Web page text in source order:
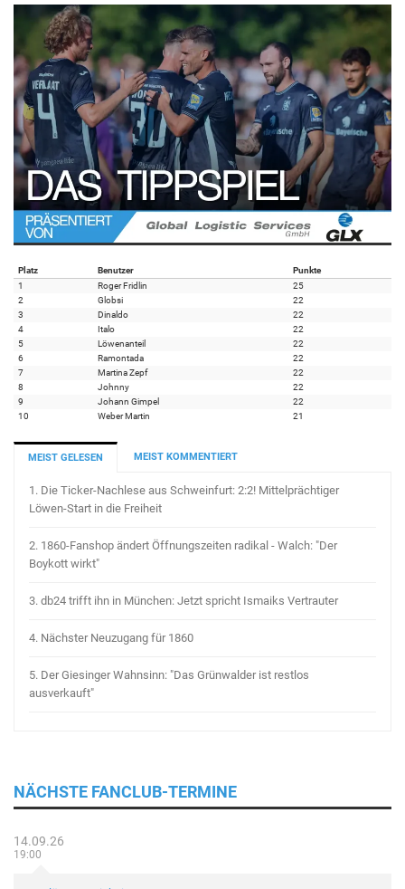
Platz Benutzer
Punkte
1
Roger Fridlin
25
2
Globsi
22
3
Dinaldo
22
4
Italo
22
5
Löwenanteil
22
6
Ramontada
22
7
Martina Zepf
22
8
Johnny
22
9
Johann Gimpel
22
10
Weber Martin 21
MEIST GELESEN MEIST KOMMENTIERT
1. Die Ticker-Nachlese aus Schweinfurt: 2:2! Mittelprächtiger
Löwen-Start in die Freiheit
2. 1860-Fanshop ändert Öffnungszeiten radikal - Walch: "Der
Boykott wirkt"
3. db24 trifft ihn in München: Jetzt spricht Ismaiks Vertrauter
4. Nächster Neuzugang für 1860
5. Der Giesinger Wahnsinn: "Das Grünwalder ist restlos
ausverkauft"
NÄCHSTE FANCLUB-TERMINE
14.09.26
19:00